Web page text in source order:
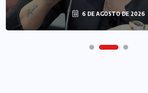
6 DE AGOSTO DE 2026